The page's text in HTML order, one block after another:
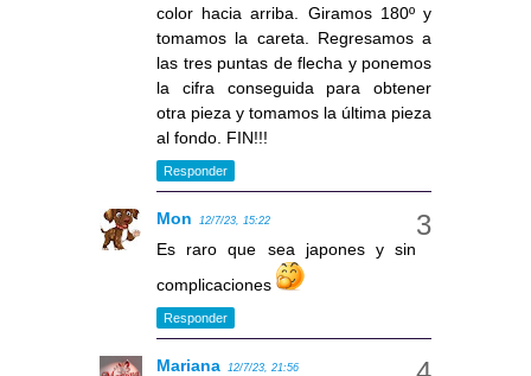
color hacia arriba. Giramos 180º y
tomamos la careta. Regresamos a
las tres puntas de flecha y ponemos
la cifra conseguida para obtener
otra pieza y tomamos la última pieza
al fondo. FIN!!!
Responder
Mon 12/7/23, 15:22
Es raro que sea japones y sin
complicaciones
Responder
Mariana 12/7/23, 21:56